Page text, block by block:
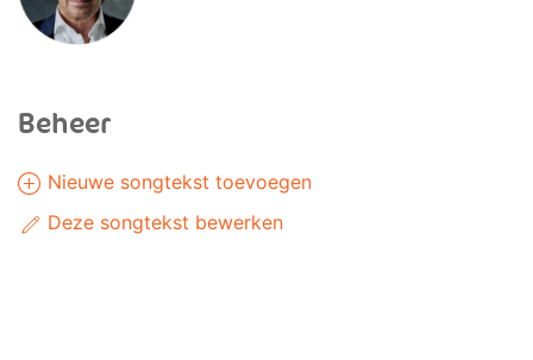
Beheer
Nieuwe songtekst toevoegen
Deze songtekst bewerken